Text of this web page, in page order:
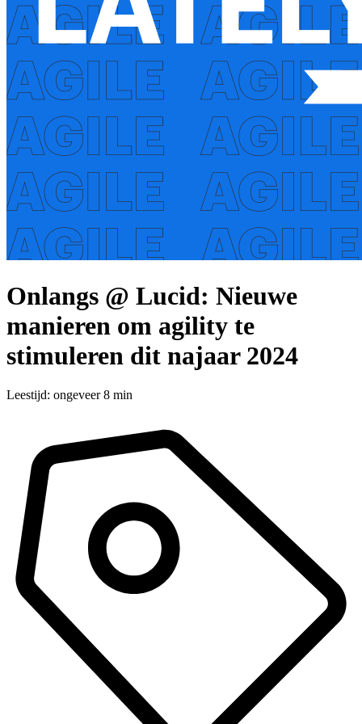
Onlangs @ Lucid: Nieuwe
manieren om agility te
stimuleren dit najaar 2024
Leestijd: ongeveer 8 min